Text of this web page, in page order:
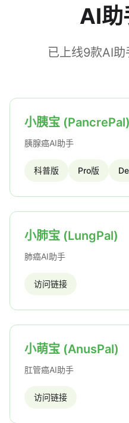
AI助
已上线9款AI
小胰宝 (PancrePal)
胰腺癌AI助手
科普版 Pro版
小肺宝 (LungPal)
肺癌AI助手
访问链接
小萌宝 (AnusPal)
肛管癌AI助手
访问链接